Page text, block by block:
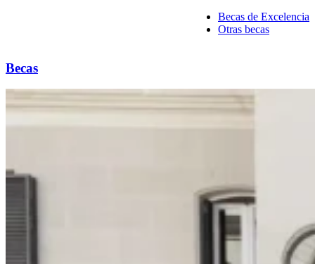
Becas de Excelencia
Otras becas
Becas